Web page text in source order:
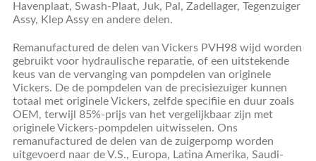
Havenplaat, Swash-Plaat, Juk, Pal, Zadellager, Tegenzuiger
Assy, Klep Assy en andere delen.
Remanufactured de delen van Vickers PVH98 wijd worden
gebruikt voor hydraulische reparatie, of een uitstekende
keus van de vervanging van pompdelen van originele
Vickers. De de pompdelen van de precisiezuiger kunnen
totaal met originele Vickers, zelfde specifiie en duur zoals
OEM, terwijl 85%-prijs van het vergelijkbaar zijn met
originele Vickers-pompdelen uitwisselen. Ons
remanufactured de delen van de zuigerpomp worden
uitgevoerd naar de V.S., Europa, Latina Amerika, Saudi-